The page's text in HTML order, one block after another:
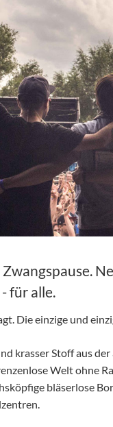
für alle.
Die einzige und
krasser Stoff aus
Welt ohne
bläserlose